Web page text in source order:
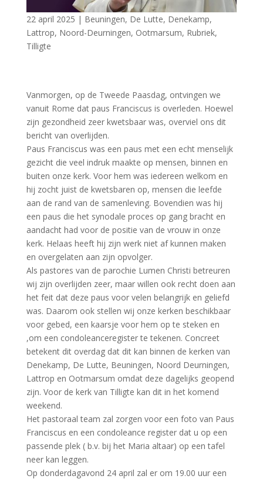
22 april 2025 | Beuningen, De Lutte, Denekamp,
Lattrop, Noord-Deurningen, Ootmarsum, Rubriek,
Tilligte
Vanmorgen, op de Tweede Paasdag, ontvingen we
vanuit Rome dat paus Franciscus is overleden. Hoewel
zijn gezondheid zeer kwetsbaar was, overviel ons dit
bericht van overlijden.
Paus Franciscus was een paus met een echt menselijk
gezicht die veel indruk maakte op mensen, binnen en
buiten onze kerk. Voor hem was iedereen welkom en
hij zocht juist de kwetsbaren op, mensen die leefde
aan de rand van de samenleving. Bovendien was hij
een paus die het synodale proces op gang bracht en
aandacht had voor de positie van de vrouw in onze
kerk. Helaas heeft hij zijn werk niet af kunnen maken
en overgelaten aan zijn opvolger.
Als pastores van de parochie Lumen Christi betreuren
wij zijn overlijden zeer, maar willen ook recht doen aan
het feit dat deze paus voor velen belangrijk en geliefd
was. Daarom ook stellen wij onze kerken beschikbaar
voor gebed, een kaarsje voor hem op te steken en
,om een condoleanceregister te tekenen. Concreet
betekent dit overdag dat dit kan binnen de kerken van
Denekamp, De Lutte, Beuningen, Noord Deurningen,
Lattrop en Ootmarsum omdat deze dagelijks geopend
zijn. Voor de kerk van Tilligte kan dit in het komend
weekend.
Het pastoraal team zal zorgen voor een foto van Paus
Franciscus en een condoleance register dat u op een
passende plek ( b.v. bij het Maria altaar) op een tafel
neer kan leggen.
Op donderdagavond 24 april zal er om 19.00 uur een